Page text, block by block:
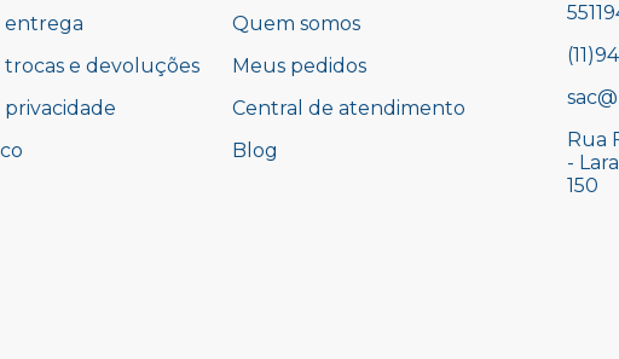
entrega
e devoluções
Quem somos
Meus pedidos
Central de atendimento
Blog
Rua
-
150